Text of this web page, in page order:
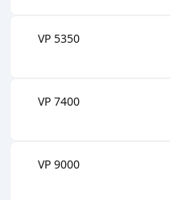
5350 VP
7400 VP
9000 VP